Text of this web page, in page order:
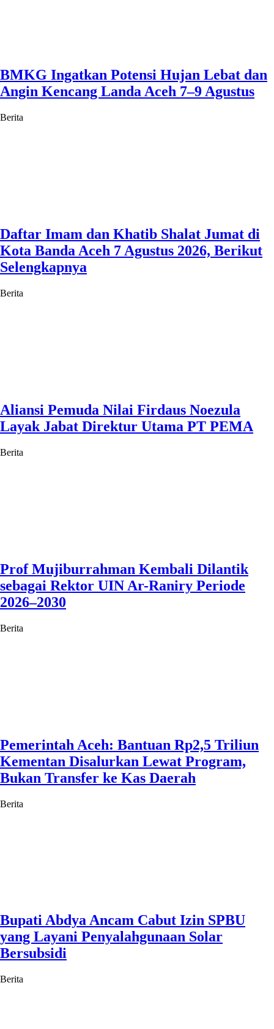
BMKG Ingatkan Potensi Hujan Lebat dan
Angin Kencang Landa Aceh 7–9 Agustus
Berita
Daftar Imam dan Khatib Shalat Jumat di
Kota Banda Aceh 7 Agustus 2026, Berikut
Selengkapnya
Berita
Aliansi Pemuda Nilai Firdaus Noezula
Layak Jabat Direktur Utama PT PEMA
Berita
Prof Mujiburrahman Kembali Dilantik
sebagai Rektor UIN Ar-Raniry Periode
2026–2030
Berita
Pemerintah Aceh: Bantuan Rp2,5 Triliun
Kementan Disalurkan Lewat Program,
Bukan Transfer ke Kas Daerah
Berita
Bupati Abdya Ancam Cabut Izin SPBU
yang Layani Penyalahgunaan Solar
Bersubsidi
Berita